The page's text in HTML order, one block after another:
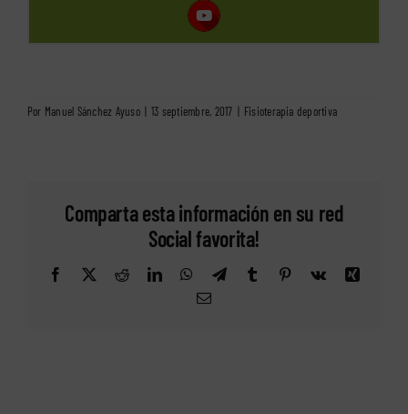
Por Manuel Sánchez Ayuso | 13 septiembre, 2017 | Fisioterapia deportiva
Comparta esta información en su red
Social favorita!
Facebook
X RedditLinkedInWhatsApp
TelegramTumblr Pinterest
Vk
Correo